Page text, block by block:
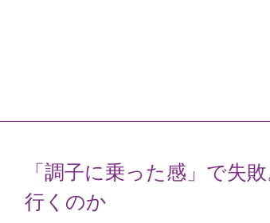
「調子に乗った感」で失
行くのか